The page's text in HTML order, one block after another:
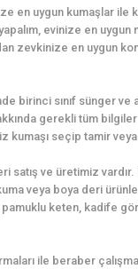
en uygun kumaşlar ile
evinize en
zevkinize en uygun
birinci sınıf sünger ve
gerekli tüm
kumaşı seçip tamir
satış ve üretimiz
veya boya deri
keten, kadife
ile beraber